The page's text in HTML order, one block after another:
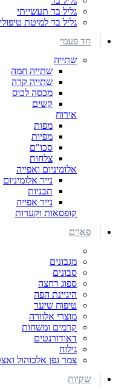
גליל בד תעשייתי
גליל בד למיטת
חד פעמי
שתייה
שתייה חמה
שתייה קרה
מכסה לכוס
קשים
אירוח
מפות
מפיות
סכו"ם
צלחות
אלומיניום ואפייה
נייר אלומיניום
תבניות
נייר אפייה
קופסאות וקערות
פארם
מגבונים
סבונים
ספוג רחצה
היגיינת הפה
טיפוח שיער
מוצרי אלוורה
קרמים ומשחות
דאודורנטים
גילוח
צמר גפן אלכוהול
שקיות